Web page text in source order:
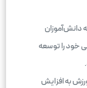
دانش‌آموزان
خود را توسعه
به افزایش